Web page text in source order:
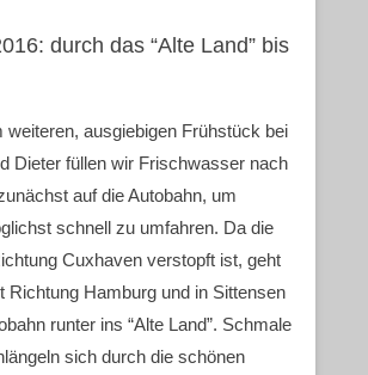
durch das “Alte Land” bis
weiteren, ausgiebigen Frühstück bei
Dieter füllen wir Frischwasser nach
auf die Autobahn, um
schnell zu umfahren. Da die
Cuxhaven verstopft ist, geht
Richtung Hamburg und in Sittensen
runter ins “Alte Land”. Schmale
sich durch die schönen